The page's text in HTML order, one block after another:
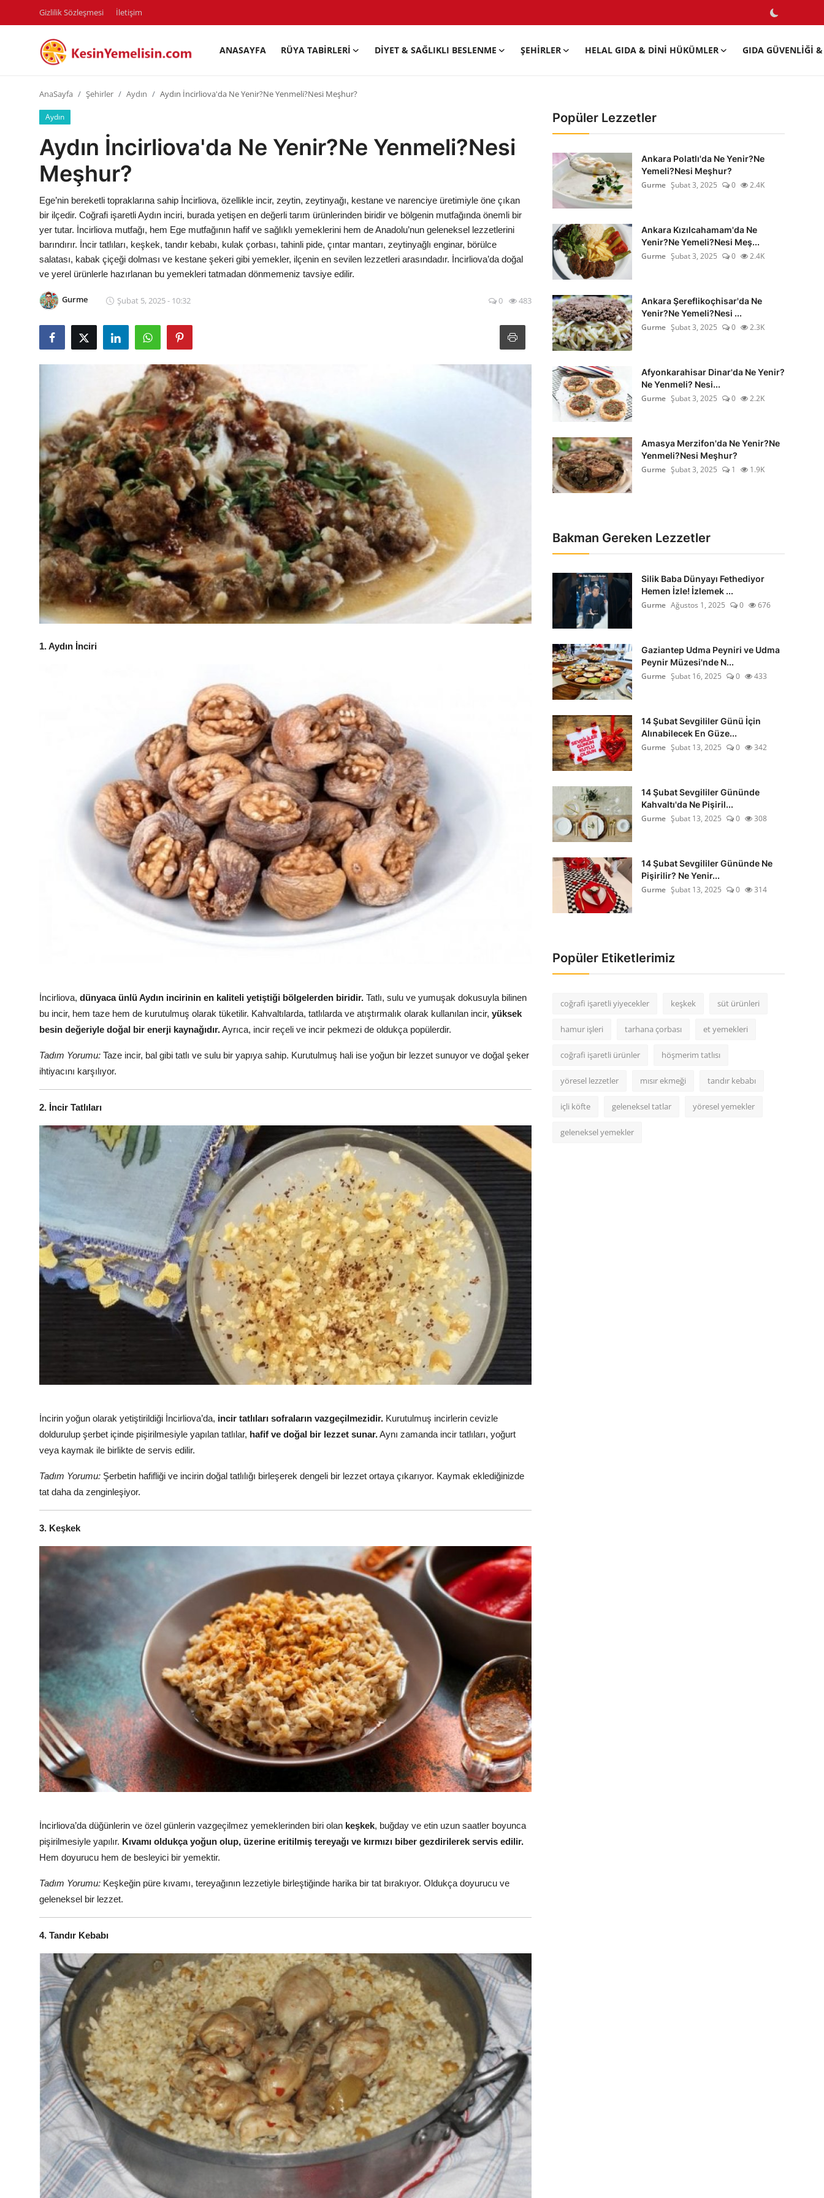
Gizlilik Sözleşmesi İletişim
ANASAYFA RÜYA TABIRLERI DIYET & SAĞLIKLI BESLENME ŞEHIRLER HELAL GIDA & DINI HÜKÜMLER GIDA GÜVENLIĞI
Diyet & Sağlıklı Beslenme
Şehirler
Helal Gıda & Dini Hükümler
Gıda Güvenliği & Bilimi
Kalori & Diyet Rehberi
Mekan & Lezzet Rotaları
Temel Gıda ve Ürün Rehberleri
İçecek Kültürü & Barista
Yöresel Tarifler & Ev Yemekleri
Gıda Güvenliği & Sağlık
İçecek Kültürü & Rehberleri
Popüler Kültür & Mutfak Tarihi
Mutfak Temizliği & Pratik Bilgiler
Anne & Bebek Beslenmesi
Mutfak Sırları & Teknikler
Gıda Sözlüğü & Nedir?
Yemek Tarifleri & Menüler
AnaSayfa Şehirler Aydın Aydın İncirliova'da Ne Yenir?Ne Yenmeli?Nesi Meşhur?
Aydın
Aydın İncirliova'da Ne Yenir?Ne Yenmeli?Nesi
Meşhur?
Ege’nin bereketli topraklarına sahip İncirliova, özellikle incir, zeytin, zeytinyağı, kestane ve narenciye üretimiyle öne çıkan
bir ilçedir. Coğrafi işaretli Aydın inciri, burada yetişen en değerli tarım ürünlerinden biridir ve bölgenin mutfağında önemli bir
yer tutar. İncirliova mutfağı, hem Ege mutfağının hafif ve sağlıklı yemeklerini hem de Anadolu’nun geleneksel lezzetlerini
barındırır. İncir tatlıları, keşkek, tandır kebabı, kulak çorbası, tahinli pide, çıntar mantarı, zeytinyağlı enginar, börülce
salatası, kabak çiçeği dolması ve kestane şekeri gibi yemekler, ilçenin en sevilen lezzetleri arasındadır. İncirliova’da doğal
ve yerel ürünlerle hazırlanan bu yemekleri tatmadan dönmemeniz tavsiye edilir.
Gurme Şubat 5, 2025 - 10:32 0 483
1. Aydın İnciri
İncirliova, dünyaca ünlü Aydın incirinin en kaliteli yetiştiği bölgelerden biridir. Tatlı, sulu ve yumuşak dokusuyla bilinen
bu incir, hem taze hem de kurutulmuş olarak tüketilir. Kahvaltılarda, tatlılarda ve atıştırmalık olarak kullanılan incir, yüksek
besin değeriyle doğal bir enerji kaynağıdır.Ayrıca, incir reçeli ve incir pekmezi de oldukça popülerdir.
Tadım Yorumu: Taze incir, bal gibi tatlı ve sulu bir yapıya sahip. Kurutulmuş hali ise yoğun bir lezzet sunuyor ve doğal şeker
ihtiyacını karşılıyor.
2. İncir Tatlıları
İncirin yoğun olarak yetiştirildiği İncirliova’da, incir tatlıları sofraların vazgeçilmezidir. Kurutulmuş incirlerin cevizle
doldurulup şerbet içinde pişirilmesiyle yapılan tatlılar, hafif ve doğal bir lezzet sunar.Aynı zamanda incir tatlıları, yoğurt
veya kaymak ile birlikte de servis edilir.
Tadım Yorumu: Şerbetin hafifliği ve incirin doğal tatlılığı birleşerek dengeli bir lezzet ortaya çıkarıyor. Kaymak eklediğinizde
tat daha da zenginleşiyor.
3. Keşkek
İncirliova’da düğünlerin ve özel günlerin vazgeçilmez yemeklerinden biri olan keşkek, buğday ve etin uzun saatler boyunca
pişirilmesiyle yapılır. Kıvamı oldukça yoğun olup, üzerine eritilmiş tereyağı ve kırmızı biber gezdirilerek servis edilir.
Hem doyurucu hem de besleyici bir yemektir.
Tadım Yorumu: Keşkeğin püre kıvamı, tereyağının lezzetiyle birleştiğinde harika bir tat bırakıyor. Oldukça doyurucu ve
geleneksel bir lezzet.
4. Tandır Kebabı
Popüler Lezzetler
Ankara Polatlı'da Ne Yenir?Ne
Yemeli?Nesi Meşhur?
Gurme Şubat 3, 2025 0 2.4K
Ankara Kızılcahamam'da Ne
Yenir?Ne Yemeli?Nesi Meş...
Gurme Şubat 3, 2025 0 2.4K
Ankara Şereflikoçhisar'da Ne
Yenir?Ne Yemeli?Nesi ...
Gurme Şubat 3, 2025 0 2.3K
Afyonkarahisar Dinar'da Ne Yenir?
Ne Yenmeli? Nesi...
Gurme Şubat 3, 2025 0 2.2K
Amasya Merzifon'da Ne Yenir?Ne
Yenmeli?Nesi Meşhur?
Gurme Şubat 3, 2025 1 1.9K
Bakman Gereken Lezzetler
Silik Baba Dünyayı Fethediyor
Hemen İzle! İzlemek ...
Gurme Ağustos 1, 2025 0 676
Gaziantep Udma Peyniri ve Udma
Peynir Müzesi'nde N...
Gurme Şubat 16, 2025 0 433
14 Şubat Sevgililer Günü İçin
Alınabilecek En Güze...
Gurme Şubat 13, 2025 0 342
14 Şubat Sevgililer Gününde
Kahvaltı'da Ne Pişiril...
Gurme Şubat 13, 2025 0 308
14 Şubat Sevgililer Gününde Ne
Pişirilir? Ne Yenir...
Gurme Şubat 13, 2025 0 314
Popüler Etiketlerimiz
coğrafi işaretli yiyecekler keşkek süt ürünleri
hamur işleri tarhana çorbası et yemekleri
coğrafi işaretli ürünler höşmerim tatlısı
yöresel lezzetler mısır ekmeği tandır kebabı
içli köfte geleneksel tatlar yöresel yemekler
geleneksel yemekler